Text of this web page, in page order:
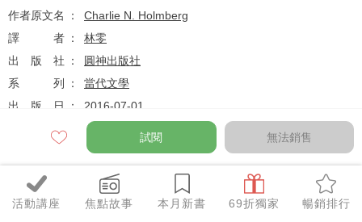
活動講座 焦點故事 本月新書 69折獨家 暢銷排行
作者原文名
Charlie N. Holmberg
譯者
林零
出版社
圓神出版社
系列
當代文學
出版日
2016-07-01
定價 $299
優惠價 79折$236元
試閱 無法銷售